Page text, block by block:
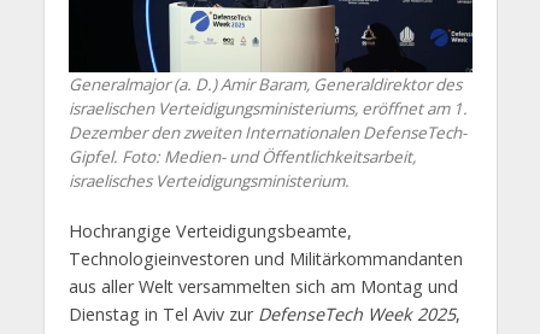
Generalmajor (a. D.) Amir Baram, Generaldirektor des
israelischen Verteidigungsministeriums, eröffnet am 1.
Dezember den zweiten Internationalen DefenseTech-
Gipfel. Foto: Medien- und Öffentlichkeitsarbeit,
israelisches Verteidigungsministerium.
Hochrangige Verteidigungsbeamte,
Technologieinvestoren und Militärkommandanten
aus aller Welt versammelten sich am Montag und
Dienstag in Tel Aviv zur DefenseTech Week 2025,